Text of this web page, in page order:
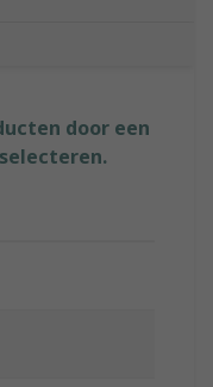
door een